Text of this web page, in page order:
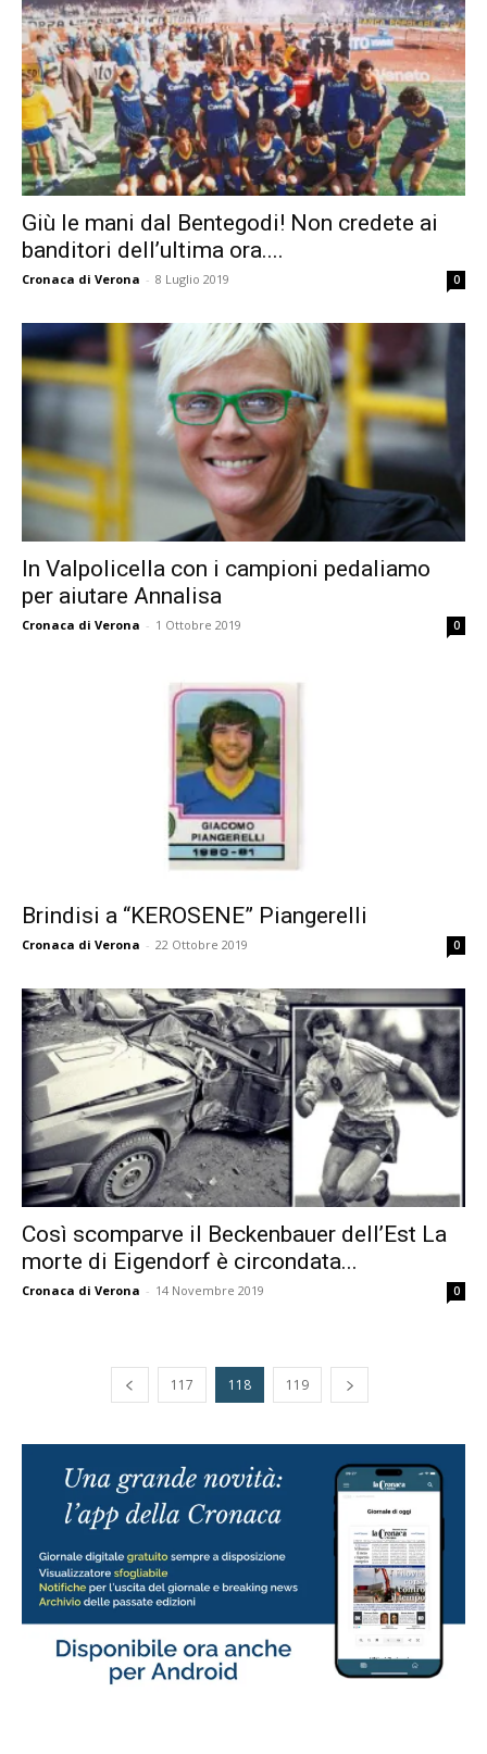
Giù le mani dal Bentegodi! Non credete ai
banditori dell’ultima ora....
Cronaca di Verona - 8 Luglio 2019 0
In Valpolicella con i campioni pedaliamo
per aiutare Annalisa
Cronaca di Verona - 1 Ottobre 2019 0
Brindisi a “KEROSENE” Piangerelli
Cronaca di Verona - 22 Ottobre 2019 0
Così scomparve il Beckenbauer dell’Est La
morte di Eigendorf è circondata...
Cronaca di Verona - 14 Novembre 2019 0
117 118 119